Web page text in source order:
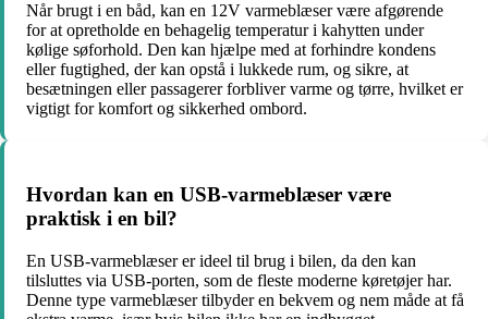
Når brugt i en båd, kan en 12V varmeblæser være afgørende
for at opretholde en behagelig temperatur i kahytten under
kølige søforhold. Den kan hjælpe med at forhindre kondens
eller fugtighed, der kan opstå i lukkede rum, og sikre, at
besætningen eller passagerer forbliver varme og tørre, hvilket er
vigtigt for komfort og sikkerhed ombord.
Hvordan kan en USB-varmeblæser være
praktisk i en bil?
En USB-varmeblæser er ideel til brug i bilen, da den kan
tilsluttes via USB-porten, som de fleste moderne køretøjer har.
Denne type varmeblæser tilbyder en bekvem og nem måde at få